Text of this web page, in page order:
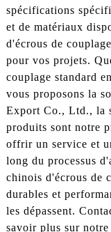
spécifications
et de matériaux
d'écrous de
pour vos projets.
couplage standard
vous proposons la
Export Co., Ltd., la
produits sont notre
offrir un service et
long du processus
chinois d'écrous de
durables et
les dépassent.
savoir plus sur